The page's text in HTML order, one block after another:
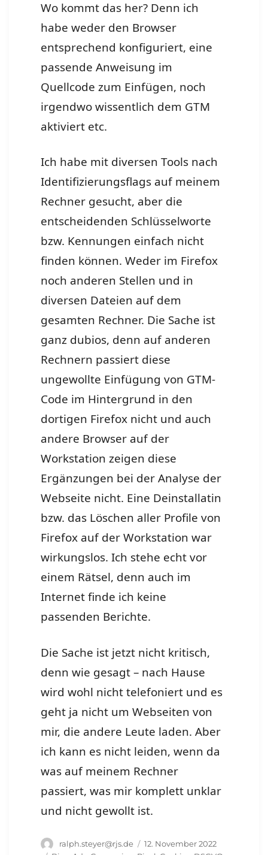
Wo kommt das her? Denn ich
habe weder den Browser
entsprechend konfiguriert, eine
passende Anweisung im
Quellcode zum Einfügen, noch
irgendwo wissentlich dem GTM
aktiviert etc.
Ich habe mit diversen Tools nach
Identifizierungsflags auf meinem
Rechner gesucht, aber die
entscheidenden Schlüsselworte
bzw. Kennungen einfach nicht
finden können. Weder im Firefox
noch anderen Stellen und in
diversen Dateien auf dem
gesamten Rechner. Die Sache ist
ganz dubios, denn auf anderen
Rechnern passiert diese
ungewollte Einfügung von GTM-
Code im Hintergrund in den
dortigen Firefox nicht und auch
andere Browser auf der
Workstation zeigen diese
Ergänzungen bei der Analyse der
Webseite nicht. Eine Deinstallatin
bzw. das Löschen aller Profile von
Firefox auf der Workstation war
wirkungslos. Ich stehe echt vor
einem Rätsel, denn auch im
Internet finde ich keine
passenden Berichte.
Die Sache ist jetzt nicht kritisch,
denn wie gesagt – nach Hause
wird wohl nicht telefoniert und es
geht ja nicht um Webseiten von
mir, die andere Leute laden. Aber
ich kann es nicht leiden, wenn da
was auf meinem Rechner
passiert, was mir komplett unklar
und nicht gewollt ist.
Autor
ralph.steyer@rjs.de
Veröffentlicht
12. November 2022